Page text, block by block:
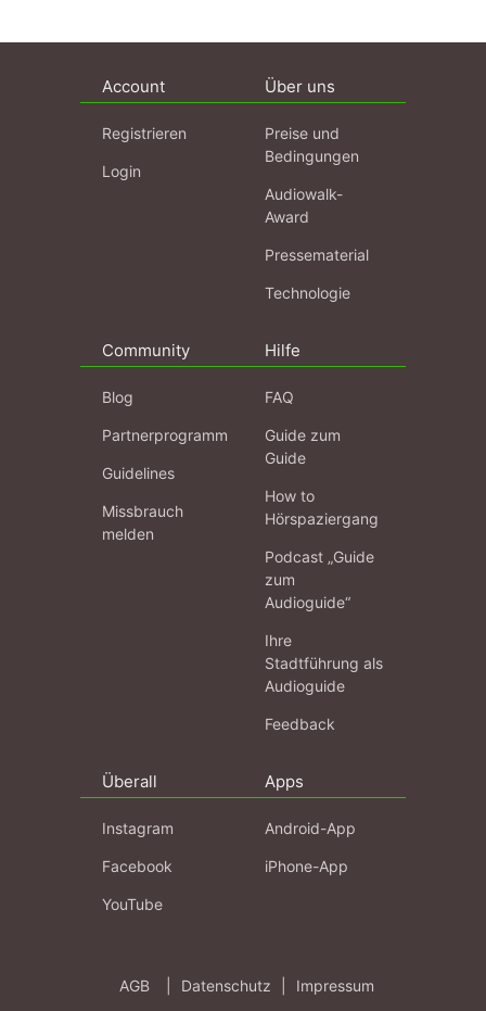
Account
Registrieren
Login
Über uns
Preise und
Bedingungen
Audiowalk-
Award
Pressematerial
Technologie
Community
Blog
Partnerprogramm
Guidelines
Missbrauch
melden
Hilfe
FAQ
Guide zum
Guide
How to
Hörspaziergang
Podcast „Guide
zum
Audioguide“
Ihre
Stadtführung als
Audioguide
Feedback
Überall
Instagram
Facebook
YouTube
Apps
Android-App
iPhone-App
AGB Datenschutz Impressum